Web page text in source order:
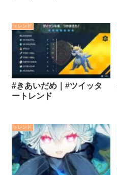
トレンド
#きあいだめ｜#ツイッタ
ートレンド
トレンド